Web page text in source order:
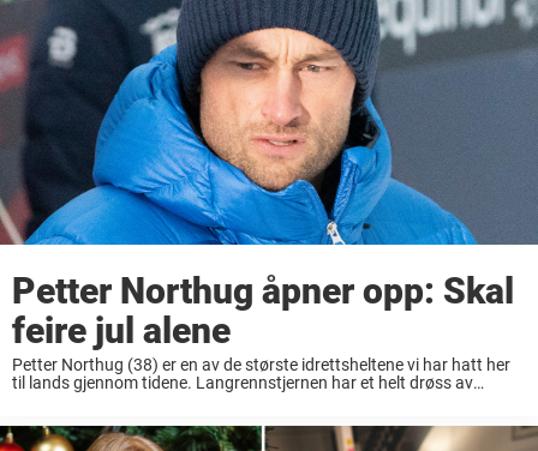
Petter Northug åpner opp: Skal
feire jul alene
Petter Northug (38) er en av de største idrettsheltene vi har hatt her
til lands gjennom tidene. Langrennstjernen har et helt drøss av